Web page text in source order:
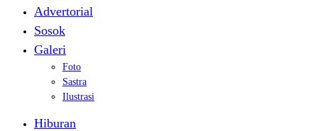
Advertorial
Sosok
Galeri
Foto
Sastra
Ilustrasi
Hiburan